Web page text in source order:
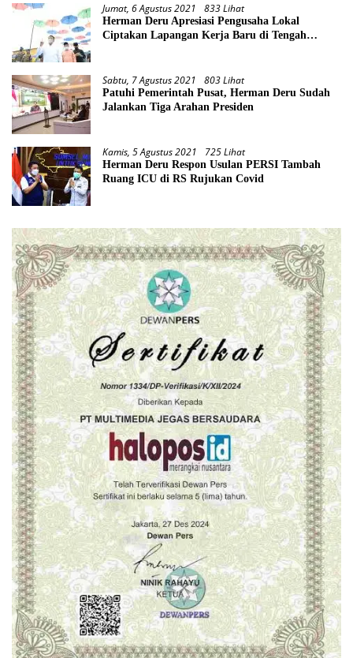
Jumat, 6 Agustus 2021 833 Lihat
Herman Deru Apresiasi Pengusaha Lokal
Ciptakan Lapangan Kerja Baru di Tengah
Sabtu, 7 Agustus 2021 803 Lihat
Patuhi Pemerintah Pusat, Herman Deru Sudah
Jalankan Tiga Arahan Presiden
Kamis, 5 Agustus 2021 725 Lihat
Herman Deru Respon Usulan PERSI Tambah
Ruang ICU di RS Rujukan Covid